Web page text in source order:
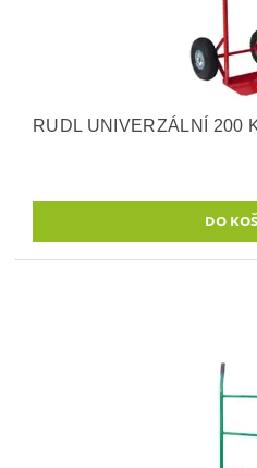
RUDL UNIVERZÁLNÍ 200